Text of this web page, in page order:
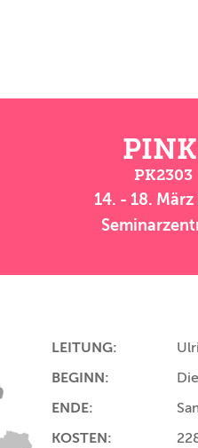
PK2303
14. - 18. März
LEITUNG:
BEGINN:
ENDE:
KOSTEN: